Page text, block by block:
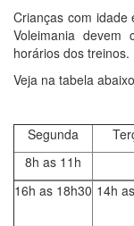
Crianças com
Voleimania devem
horários dos treinos.
Veja na tabela
Segunda
8h as 11h
16h as 18h30 14h